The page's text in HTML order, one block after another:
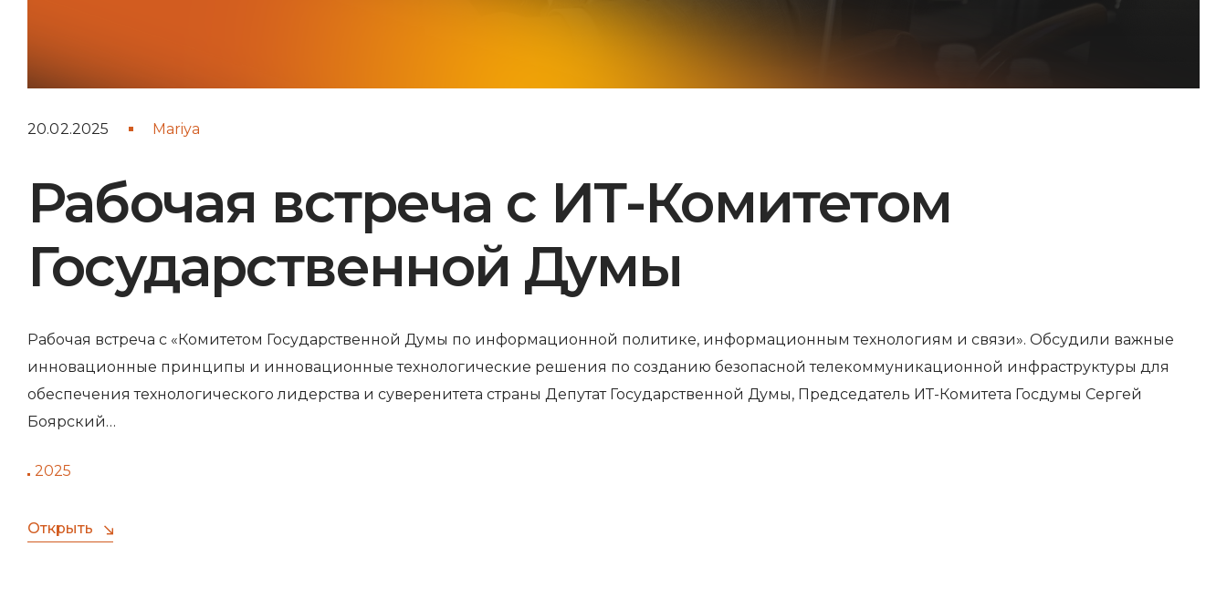
20.02.2025 Mariya
Рабочая встреча с ИТ-Комитетом
Государственной Думы
Рабочая встреча с «Комитетом Государственной Думы по информационной политике, информационным технологиям и связи». Обсудили важные
инновационные принципы и инновационные технологические решения по созданию безопасной телекоммуникационной инфраструктуры для
обеспечения технологического лидерства и суверенитета страны Депутат Государственной Думы, Председатель ИТ-Комитета Госдумы Сергей
Боярский…
2025
Открыть